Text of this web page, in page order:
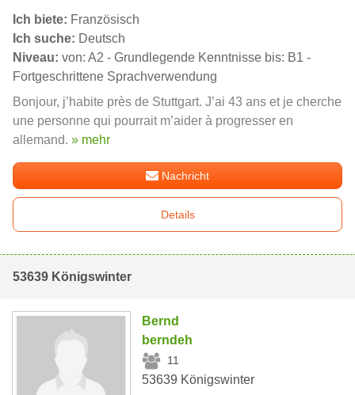
Ich biete: Französisch
Ich suche: Deutsch
Niveau: von: A2 - Grundlegende Kenntnisse bis: B1 -
Fortgeschrittene Sprachverwendung
Bonjour, j’habite près de Stuttgart. J’ai 43 ans et je cherche
une personne qui pourrait m’aider à progresser en
allemand. » mehr
Nachricht
Details
53639 Königswinter
Bernd
berndeh
11
53639 Königswinter